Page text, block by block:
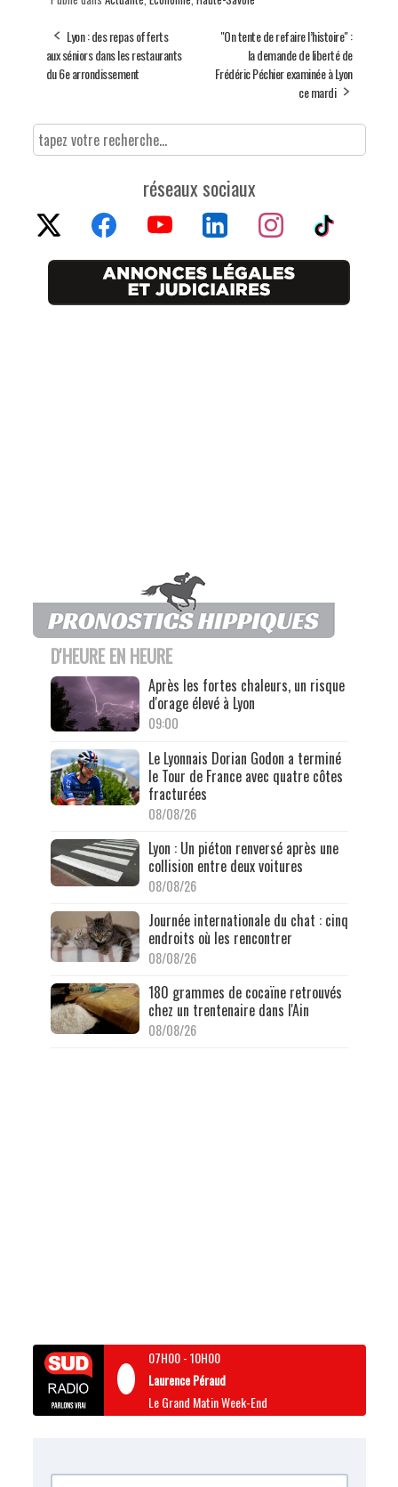
Lyon : des repas offerts
aux séniors dans les restaurants
du 6e arrondissement
"On tente de refaire l’histoire" :
la demande de liberté de
Frédéric Péchier examinée à Lyon
ce mardi
réseaux sociaux
D'HEURE EN HEURE
Après les fortes chaleurs, un risque
d'orage élevé à Lyon
09:00
Le Lyonnais Dorian Godon a terminé
le Tour de France avec quatre côtes
fracturées
08/08/26
Lyon : Un piéton renversé après une
collision entre deux voitures
08/08/26
Journée internationale du chat : cinq
endroits où les rencontrer
08/08/26
180 grammes de cocaïne retrouvés
chez un trentenaire dans l'Ain
08/08/26
07H00-10H00
Laurence Péraud
Le Grand Matin Week-End